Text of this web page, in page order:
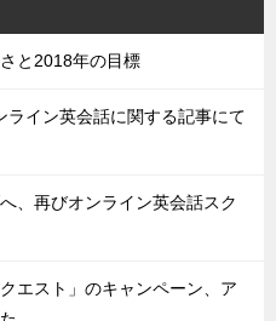
と2018年の目標
ライン英会話に関する記事にて
、再びオンライン英会話スク
エスト」のキャンペーン、ア